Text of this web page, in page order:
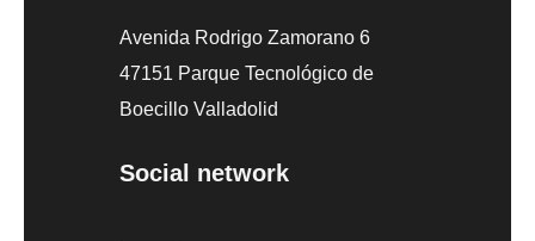
Avenida Rodrigo Zamorano 6
47151 Parque Tecnológico de
Boecillo Valladolid
Social network